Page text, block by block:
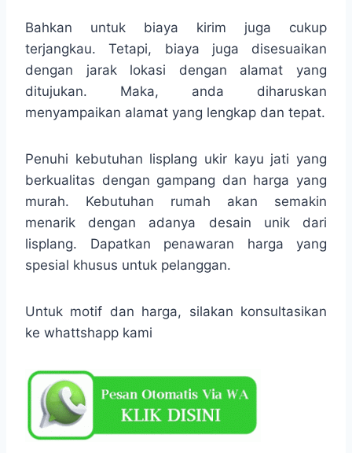
Bahkan untuk biaya kirim juga cukup
terjangkau. Tetapi, biaya juga disesuaikan
dengan jarak lokasi dengan alamat yang
ditujukan. Maka, anda diharuskan
menyampaikan alamat yang lengkap dan tepat.
Penuhi kebutuhan lisplang ukir kayu jati yang
berkualitas dengan gampang dan harga yang
murah. Kebutuhan rumah akan semakin
menarik dengan adanya desain unik dari
lisplang. Dapatkan penawaran harga yang
spesial khusus untuk pelanggan.
Untuk motif dan harga, silakan konsultasikan
ke whattshapp kami